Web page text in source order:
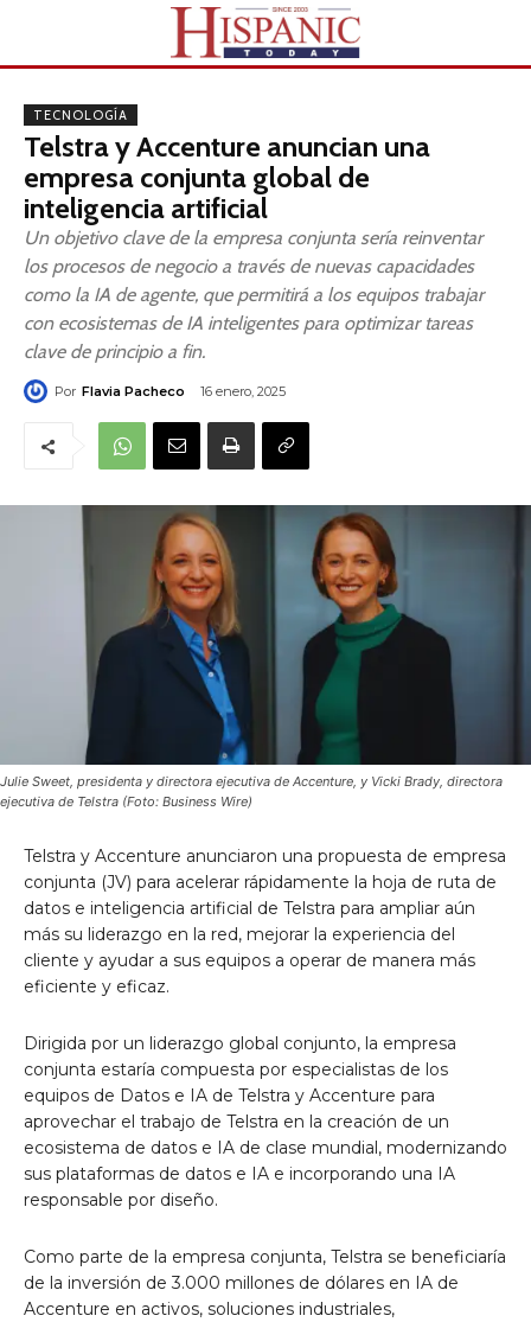
TECNOLOGÍA
Telstra y Accenture anuncian una
empresa conjunta global de
inteligencia artificial
Un objetivo clave de la empresa conjunta sería reinventar
los procesos de negocio a través de nuevas capacidades
como la IA de agente, que permitirá a los equipos trabajar
con ecosistemas de IA inteligentes para optimizar tareas
clave de principio a fin.
Por Flavia Pacheco 16 enero, 2025
Julie Sweet, presidenta y directora ejecutiva de Accenture, y Vicki Brady, directora
ejecutiva de Telstra (Foto: Business Wire)
Telstra y Accenture anunciaron una propuesta de empresa
conjunta (JV) para acelerar rápidamente la hoja de ruta de
datos e inteligencia artificial de Telstra para ampliar aún
más su liderazgo en la red, mejorar la experiencia del
cliente y ayudar a sus equipos a operar de manera más
eficiente y eficaz.
Dirigida por un liderazgo global conjunto, la empresa
conjunta estaría compuesta por especialistas de los
equipos de Datos e IA de Telstra y Accenture para
aprovechar el trabajo de Telstra en la creación de un
ecosistema de datos e IA de clase mundial, modernizando
sus plataformas de datos e IA e incorporando una IA
responsable por diseño.
Como parte de la empresa conjunta, Telstra se beneficiaría
de la inversión de 3.000 millones de dólares en IA de
Accenture en activos, soluciones industriales,